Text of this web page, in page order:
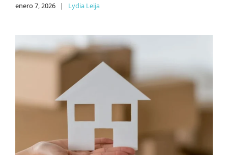
enero 7, 2026 | Lydia Leija